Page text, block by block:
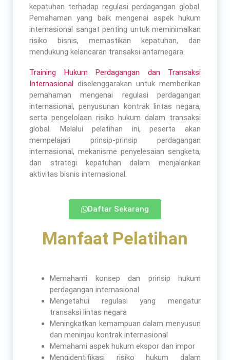
kepatuhan terhadap regulasi perdagangan global.
Pemahaman yang baik mengenai aspek hukum
internasional sangat penting untuk meminimalkan
risiko bisnis, memastikan kepatuhan, dan
mendukung kelancaran transaksi antarnegara.
Training Hukum Perdagangan dan Transaksi
Internasional diselenggarakan untuk memberikan
pemahaman mengenai regulasi perdagangan
internasional, penyusunan kontrak lintas negara,
serta pengelolaan risiko hukum dalam transaksi
global. Melalui pelatihan ini, peserta akan
mempelajari prinsip-prinsip perdagangan
internasional, mekanisme penyelesaian sengketa,
dan strategi kepatuhan dalam menjalankan
aktivitas bisnis internasional.
Daftar Sekarang
Manfaat Pelatihan​
Memahami konsep dan prinsip hukum
perdagangan internasional
Mengetahui regulasi yang mengatur
transaksi lintas negara
Meningkatkan kemampuan dalam menyusun
dan meninjau kontrak internasional
Memahami aspek hukum ekspor dan impor
Mengidentifikasi risiko hukum dalam